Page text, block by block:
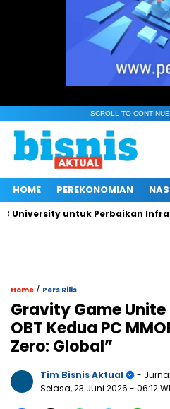
SCROLL TO
HOME PEREKONOMIAN
untuk Perbaikan
Home / Pers Rilis
Gravity Game
OBT Kedua PC
Zero: Global”
Tim Bisnis Aktual
-
Selasa, 23 Juni 2026 - 06:12